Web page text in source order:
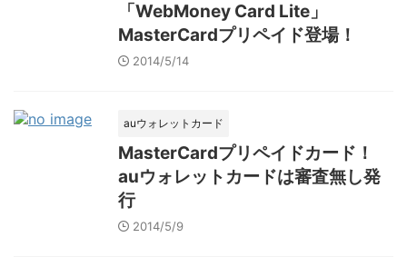
「WebMoney Card Lite」
MasterCardプリペイド登場！
2014/5/14
auウォレットカード
MasterCardプリペイドカード！
auウォレットカードは審査無し発
行
2014/5/9